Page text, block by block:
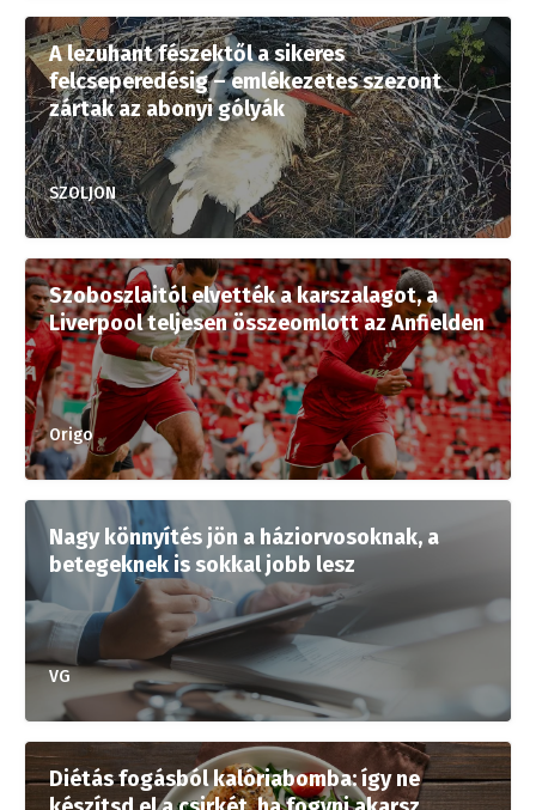
A lezuhant fészektől a sikeres
felcseperedésig – emlékezetes szezont
zártak az abonyi gólyák
SZOLJON
Szoboszlaitól elvették a karszalagot, a
Liverpool teljesen összeomlott az Anfielden
Origo
Nagy könnyítés jön a háziorvosoknak, a
betegeknek is sokkal jobb lesz
VG
Diétás fogásból kalóriabomba: így ne